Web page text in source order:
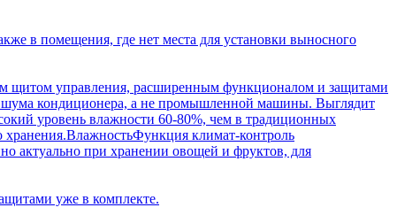
в помещения, где нет места для установки выносного
щитом управления, расширенным функционалом и защитами
шума кондиционера, а не промышленной машины. Выглядит
уровень влажности 60-80%, чем в традиционных
хранения.ВлажностьФункция климат-контроль
актуально при хранении овощей и фруктов, для
уже в комплекте.